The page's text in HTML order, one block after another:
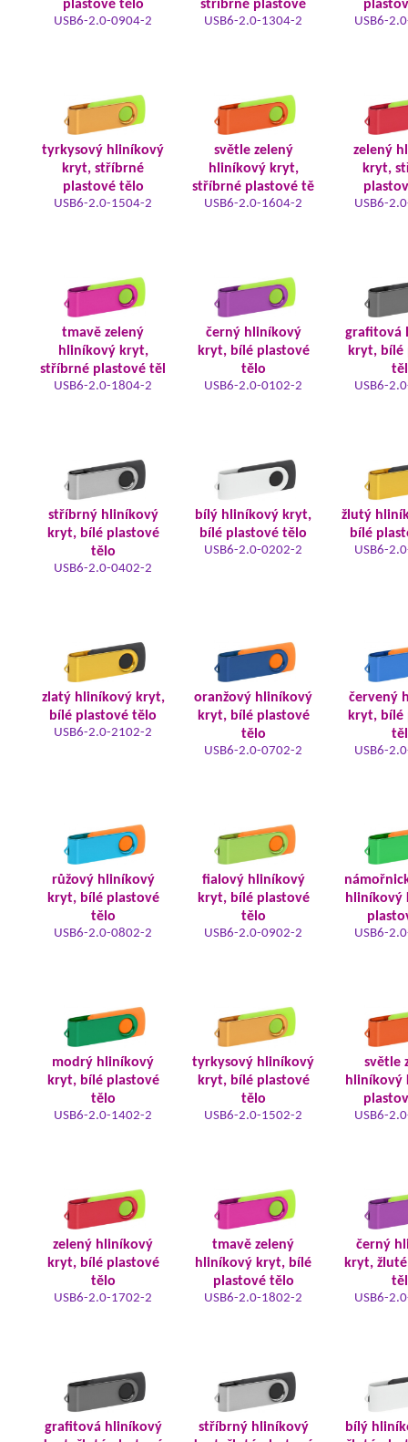
plastové tělo
USB6-2.0-0904-2
stříbrné plastové
USB6-2.0-1304-2 USB6-
tyrkysový hliníkový
kryt, stříbrné
plastové tělo
USB6-2.0-1504-2
světle zelený
hliníkový kryt,
stříbrné plastové tě
USB6-2.0-1604-2
zelený
kryt,
USB6-
tmavě zelený
hliníkový kryt,
stříbrné plastové těl
USB6-2.0-1804-2
černý hliníkový
kryt, bílé plastové
tělo
USB6-2.0-0102-2
grafitová
kryt, bílé
USB6-
stříbrný hliníkový
kryt, bílé plastové
tělo
USB6-2.0-0402-2
bílý hliníkový kryt,
bílé plastové tělo
USB6-2.0-0202-2
žlutý
bílé
USB6-
zlatý hliníkový kryt,
bílé plastové tělo
USB6-2.0-2102-2
oranžový hliníkový
kryt, bílé plastové
tělo
USB6-2.0-0702-2
červený
kryt, bílé
USB6-
růžový hliníkový
kryt, bílé plastové
tělo
USB6-2.0-0802-2
fialový hliníkový
kryt, bílé plastové
tělo
USB6-2.0-0902-2
hliníkový
USB6-
modrý hliníkový
kryt, bílé plastové
tělo
USB6-2.0-1402-2
tyrkysový hliníkový
kryt, bílé plastové
tělo
USB6-2.0-1502-2
světle
hliníkový
USB6-
zelený hliníkový
kryt, bílé plastové
tělo
USB6-2.0-1702-2
tmavě zelený
hliníkový kryt, bílé
plastové tělo
USB6-2.0-1802-2
černý
kryt,
USB6-
grafitová hliníkový
stříbrný hliníkový
bílý